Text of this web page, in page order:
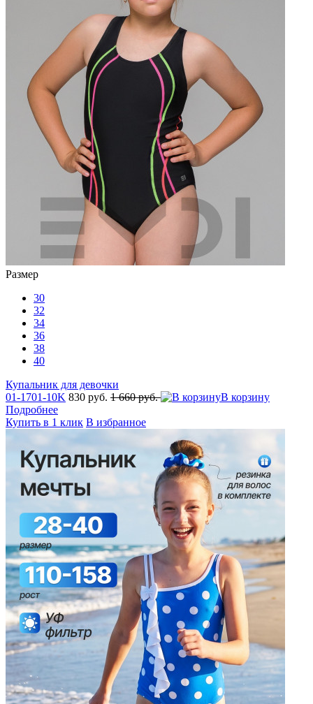
Размер
30
32
34
36
38
40
Купальник для девочки
01-1701-10K 830 руб. 1 660 руб.
В корзину
Подробнее
Купить в 1 клик В избранное